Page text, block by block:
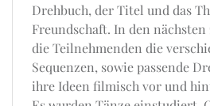
Drehbuch, der Titel und das
Freundschaft. In den
die Teilnehmenden die
Sequenzen, sowie passende
ihre Ideen filmisch vor und